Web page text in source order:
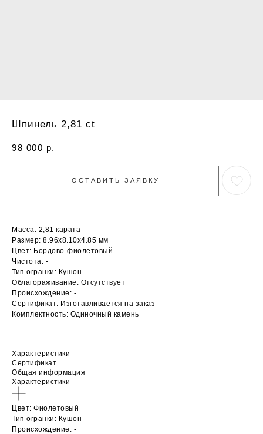
Шпинель 2,81 ct
98 000 р.
ОСТАВИТЬ ЗАЯВКУ
Масса: 2,81 карата
Размер: 8.96х8.10х4.85 мм
Цвет: Бордово-фиолетовый
Чистота: -
Тип огранки: Кушон
Облагораживание: Отсутствует
Происхождение: -
Сертификат: Изготавливается на заказ
Комплектность: Одиночный камень
Характеристики
Сертификат
Общая информация
Характеристики
Цвет: Фиолетовый
Тип огранки: Кушон
Происхождение: -